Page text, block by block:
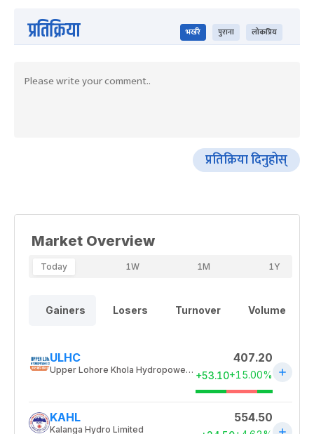
प्रतिक्रिया भर्खरै पुराना लोकप्रिय
प्रतिक्रिया दिनुहोस्